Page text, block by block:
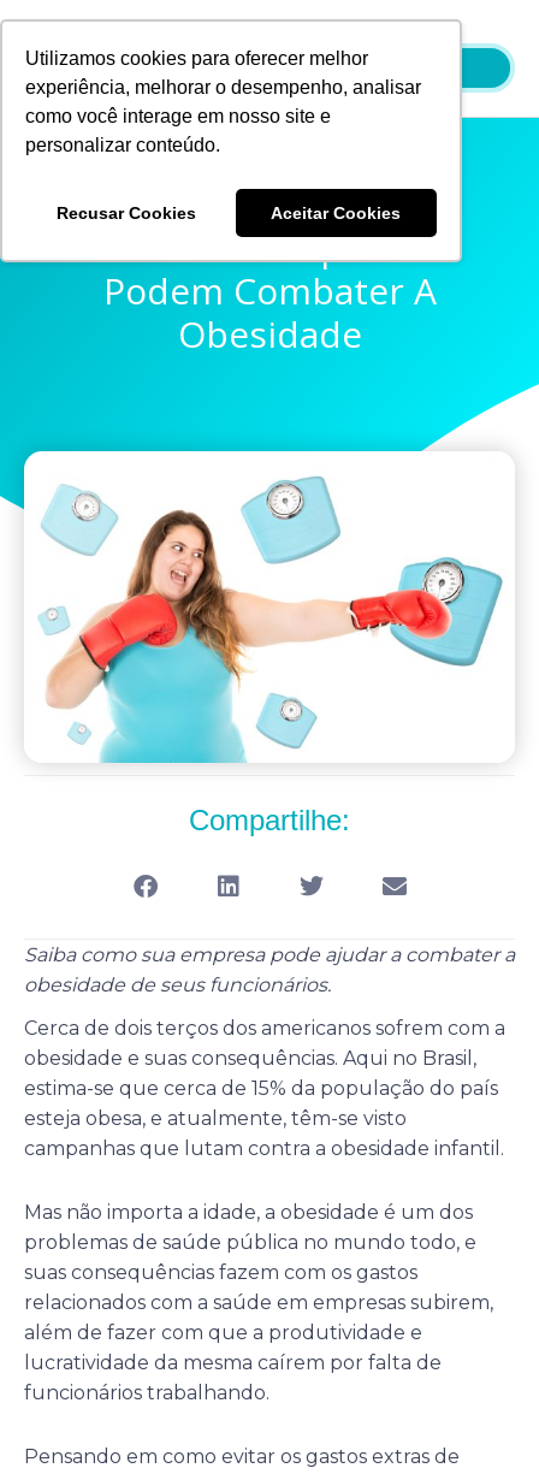
Utilizamos cookies para oferecer melhor
experiência, melhorar o desempenho, analisar
como você interage em nosso site e
personalizar conteúdo.
Recusar Cookies Aceitar Cookies
conteúdo
Como As Empresas
Podem Combater A
Obesidade
Compartilhe:
Saiba como sua empresa pode ajudar a combater a
obesidade de seus funcionários.
Cerca de dois terços dos americanos sofrem com a
obesidade e suas consequências. Aqui no Brasil,
estima-se que cerca de 15% da população do país
esteja obesa, e atualmente, têm-se visto
campanhas que lutam contra a obesidade infantil.
Mas não importa a idade, a obesidade é um dos
problemas de saúde pública no mundo todo, e
suas consequências fazem com os gastos
relacionados com a saúde em empresas subirem,
além de fazer com que a produtividade e
lucratividade da mesma caírem por falta de
funcionários trabalhando.
Pensando em como evitar os gastos extras de